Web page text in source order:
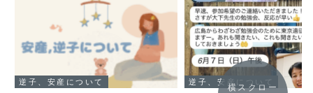
逆子、安産について 逆子、安産について
横スクロー